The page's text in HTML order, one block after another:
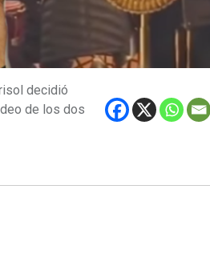
decidió
de los dos